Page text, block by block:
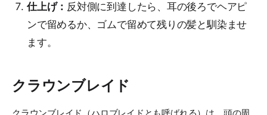
仕上げ： 反対側に到達したら、耳の後ろでヘアピ
ンで留めるか、ゴムで留めて残りの髪と馴染ませ
ます。
クラウンブレイド